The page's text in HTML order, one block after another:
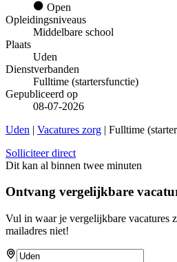
Open
Opleidingsniveaus
Middelbare school
Plaats
Uden
Dienstverbanden
Fulltime (startersfunctie)
Gepubliceerd op
08-07-2026
Uden | Vacatures zorg | Fulltime
Solliciteer direct
Dit kan al binnen twee minuten
Ontvang vergelijkbare
Vul in waar je vergelijkbare vacatures
mailadres niet!